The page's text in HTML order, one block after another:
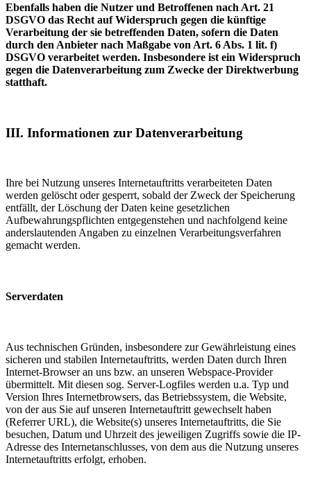
Ebenfalls haben die Nutzer und Betroffenen nach Art. 21
DSGVO das Recht auf Widerspruch gegen die künftige
Verarbeitung der sie betreffenden Daten, sofern die Daten
durch den Anbieter nach Maßgabe von Art. 6 Abs. 1 lit. f)
DSGVO verarbeitet werden. Insbesondere ist ein Widerspruch
gegen die Datenverarbeitung zum Zwecke der Direktwerbung
statthaft.
III. Informationen zur Datenverarbeitung
Ihre bei Nutzung unseres Internetauftritts verarbeiteten Daten
werden gelöscht oder gesperrt, sobald der Zweck der Speicherung
entfällt, der Löschung der Daten keine gesetzlichen
Aufbewahrungspflichten entgegenstehen und nachfolgend keine
anderslautenden Angaben zu einzelnen Verarbeitungsverfahren
gemacht werden.
Serverdaten
Aus technischen Gründen, insbesondere zur Gewährleistung eines
sicheren und stabilen Internetauftritts, werden Daten durch Ihren
Internet-Browser an uns bzw. an unseren Webspace-Provider
übermittelt. Mit diesen sog. Server-Logfiles werden u.a. Typ und
Version Ihres Internetbrowsers, das Betriebssystem, die Website,
von der aus Sie auf unseren Internetauftritt gewechselt haben
(Referrer URL), die Website(s) unseres Internetauftritts, die Sie
besuchen, Datum und Uhrzeit des jeweiligen Zugriffs sowie die IP-
Adresse des Internetanschlusses, von dem aus die Nutzung unseres
Internetauftritts erfolgt, erhoben.